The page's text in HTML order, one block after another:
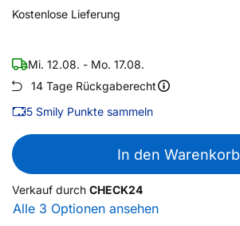
Kostenlose Lieferung
Mi. 12.08. - Mo. 17.08.
14 Tage Rückgaberecht
5 Smily Punkte sammeln
In den Warenkorb
Verkauf durch CHECK24
Alle 3 Optionen ansehen